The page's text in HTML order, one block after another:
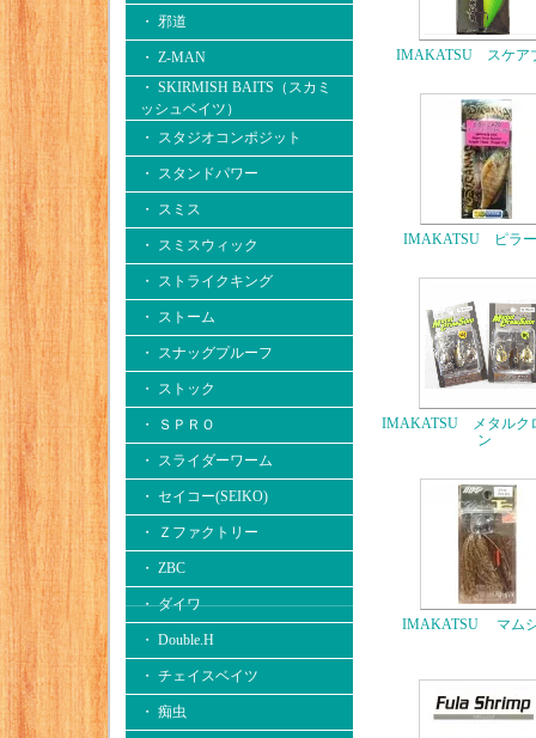
・ 邪道
・ Z-MAN
・ SKIRMISH BAITS（スカミ
ッシュベイツ）
・ スタジオコンポジット
・ スタンドパワー
・ スミス
・ スミスウィック
・ ストライクキング
・ ストーム
・ スナッグプルーフ
・ ストック
・ ＳＰＲＯ
・ スライダーワーム
・ セイコー(SEIKO)
・ Ｚファクトリー
・ ZBC
・ ダイワ
・ Double.H
・ チェイスベイツ
・ 痴虫
IMAKATSU スケア
IMAKATSU ピラ
IMAKATSU メタルク
ン
IMAKATSU マム